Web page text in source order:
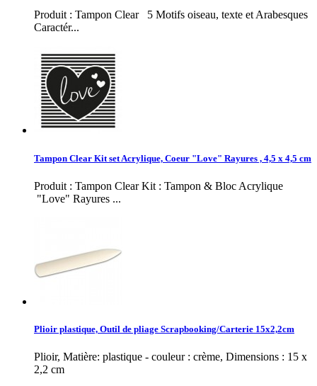
Produit : Tampon Clear 5 Motifs oiseau, texte et Arabesques
Caractér...
Tampon Clear Kit set Acrylique, Coeur "Love" Rayures , 4,5 x 4,5 cm
Produit : Tampon Clear Kit : Tampon & Bloc Acrylique
"Love" Rayures ...
Plioir plastique, Outil de pliage Scrapbooking/Carterie 15x2,2cm
Plioir, Matière: plastique - couleur : crème, Dimensions : 15 x
2,2 cm